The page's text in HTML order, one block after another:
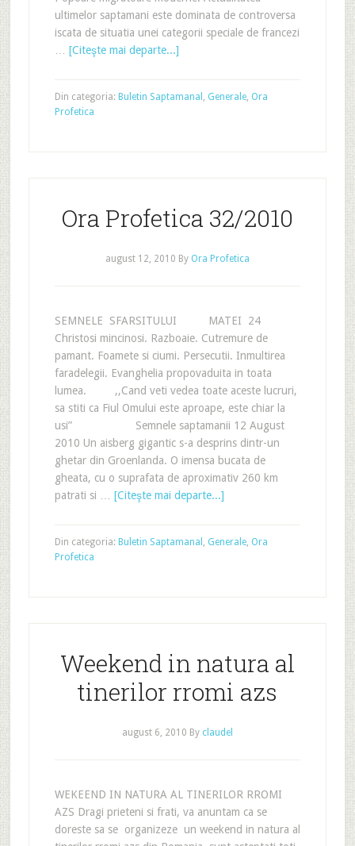
ultimelor saptamani este dominata de controversa
iscata de situatia unei categorii speciale de francezi
[Citeşte mai departe...]
Din categoria: Buletin Saptamanal , Generale, Ora
Profetica
Ora Profetica 32/2010
august 12, 2010 By Ora Profetica
SEMNELE SFARSITULUI MATEI 24
Christosi mincinosi. Razboaie. Cutremure de
pamant. Foamete si ciumi. Persecutii. Inmultirea
faradelegii. Evanghelia propovaduita in toata
lumea. ,,Cand veti vedea toate aceste lucruri,
sa stiti ca Fiul Omului este aproape, este chiar la
usi” Semnele saptamanii 12 August
2010 Un aisberg gigantic s-a desprins dintr-un
ghetar din Groenlanda. O imensa bucata de
gheata, cu o suprafata de aproximativ 260 km
patrati si … [Citeşte mai departe...]
Din categoria: Buletin Saptamanal , Generale, Ora
Profetica
Weekend in natura al
tinerilor rromi azs
august 6, 2010 By claudel
WEKEEND IN NATURA AL TINERILOR RROMI
AZS Dragi prieteni si frati, va anuntam ca se
doreste sa se organizeze un weekend in natura al